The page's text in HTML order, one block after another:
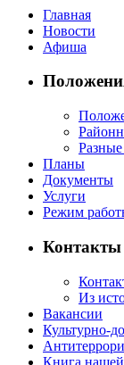
Главная
Новости
Афиша
Планы
Документы
Услуги
Режим
Контакты
Из
Вакансии
Культурно-
Книга